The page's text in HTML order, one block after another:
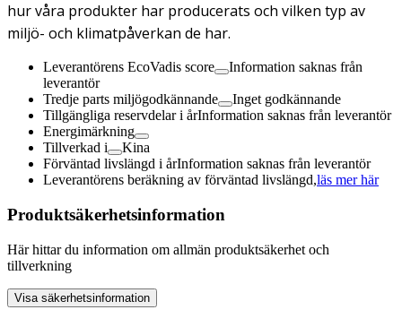
hur våra produkter har producerats och vilken typ av
miljö- och klimatpåverkan de har.
Leverantörens EcoVadis score
Information saknas från
leverantör
Tredje parts miljögodkännande
Inget godkännande
Tillgängliga reservdelar i årInformation saknas från leverantör
Energimärkning
Tillverkad i
Kina
Förväntad livslängd i årInformation saknas från leverantör
Leverantörens beräkning av förväntad livslängd,läs mer här
Produktsäkerhetsinformation
Här hittar du information om allmän produktsäkerhet och
tillverkning
Visa säkerhetsinformation